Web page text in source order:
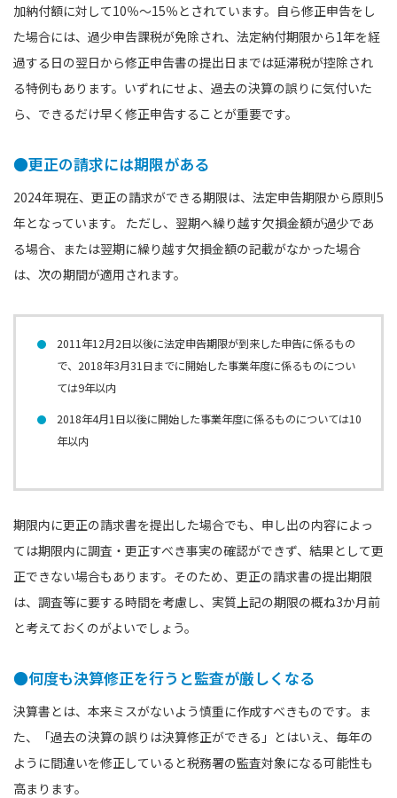
加納付額に対して10％〜15％とされています。自ら修正申告をし
た場合には、過少申告課税が免除され、法定納付期限から1年を経
過する日の翌日から修正申告書の提出日までは延滞税が控除され
る特例もあります。いずれにせよ、過去の決算の誤りに気付いた
ら、できるだけ早く修正申告することが重要です。
●更正の請求には期限がある
2024年現在、更正の請求ができる期限は、法定申告期限から原則5
年となっています。 ただし、翌期へ繰り越す⽋損⾦額が過少であ
る場合、または翌期に繰り越す⽋損⾦額の記載がなかった場合
は、次の期間が適⽤されます。
2011年12月2日以後に法定申告期限が到来した申告に係るもの
で、2018年3月31日までに開始した事業年度に係るものについ
ては9年以内
2018年4月1日以後に開始した事業年度に係るものについては10
年以内
期限内に更正の請求書を提出した場合でも、申し出の内容によっ
ては期限内に調査・更正すべき事実の確認ができず、結果として更
正できない場合もあります。そのため、更正の請求書の提出期限
は、調査等に要する時間を考慮し、実質上記の期限の概ね3か月前
と考えておくのがよいでしょう。
●何度も決算修正を行うと監査が厳しくなる
決算書とは、本来ミスがないよう慎重に作成すべきものです。ま
た、「過去の決算の誤りは決算修正ができる」とはいえ、毎年の
ように間違いを修正していると税務署の監査対象になる可能性も
高まります。